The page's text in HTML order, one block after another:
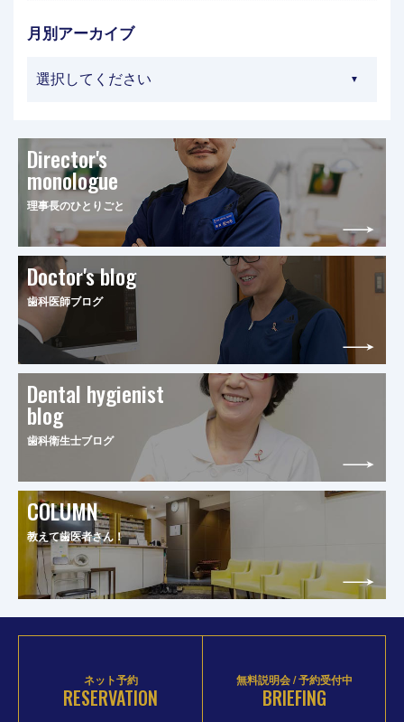
月別アーカイブ
Director's
monologue
理事長のひとりごと
Doctor's blog
歯科医師ブログ
Dental hygienist
blog
歯科衛生士ブログ
COLUMN
教えて歯医者さん！
ネット予約
RESERVATION
無料説明会 / 予約受付中
BRIEFING